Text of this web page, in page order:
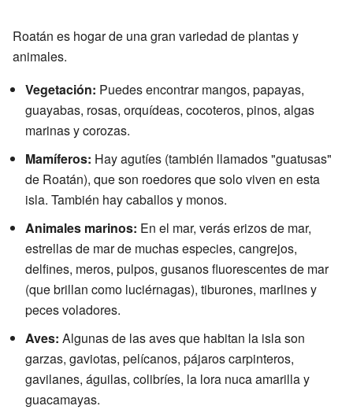
Roatán es hogar de una gran variedad de plantas y
animales.
Vegetación: Puedes encontrar mangos, papayas,
guayabas, rosas, orquídeas, cocoteros, pinos, algas
marinas y corozas.
Mamíferos: Hay agutíes (también llamados "guatusas"
de Roatán), que son roedores que solo viven en esta
isla. También hay caballos y monos.
Animales marinos: En el mar, verás erizos de mar,
estrellas de mar de muchas especies, cangrejos,
delfines, meros, pulpos, gusanos fluorescentes de mar
(que brillan como luciérnagas), tiburones, marlines y
peces voladores.
Aves: Algunas de las aves que habitan la isla son
garzas, gaviotas, pelícanos, pájaros carpinteros,
gavilanes, águilas, colibríes, la lora nuca amarilla y
guacamayas.